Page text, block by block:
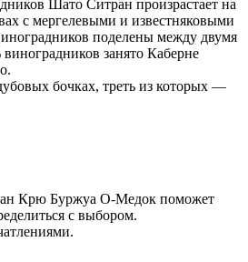
Шато Ситран произрастает на
с мергелевыми и известняковыми
поделены между двумя
занято Каберне
бочках, треть из которых —
Крю Буржуа О-Медок поможет
с выбором.